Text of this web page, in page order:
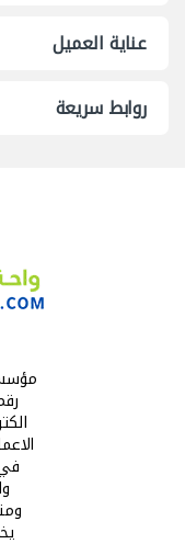
عناية العميل
روابط سريعة